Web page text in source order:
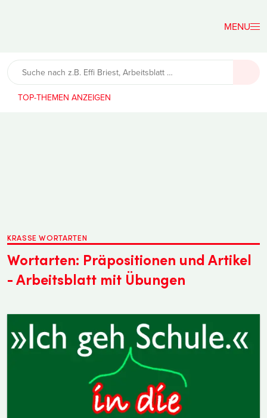
Lehrerfreund
TOP-THEMEN
KRASSE WORTARTEN
Wortarten: Präpositionen und Artikel
- Arbeitsblatt mit Übungen